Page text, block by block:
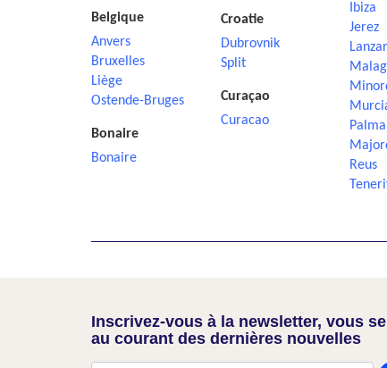
Belgique
Anvers
Bruxelles
Liège
Ostende-Bruges
Bonaire
Bonaire
Croatie
Dubrovnik
Split
Curaçao
Curacao
Ibiza
Jerez
Reus
Inscrivez-vous à la newsletter, vous
au courant des dernières nouvelles